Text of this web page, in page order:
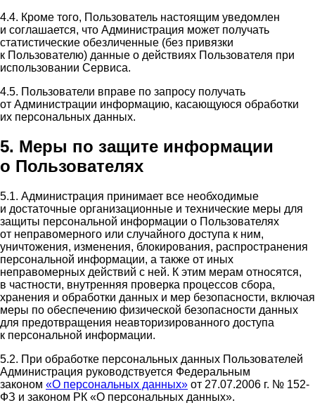
4.4. Кроме того, Пользователь настоящим уведомлен
и соглашается, что Администрация может получать
статистические обезличенные (без привязки
к Пользователю) данные о действиях Пользователя при
использовании Сервиса.
4.5. Пользователи вправе по запросу получать
от Администрации информацию, касающуюся обработки
их персональных данных.
5. Меры по защите информации
о Пользователях
5.1. Администрация принимает все необходимые
и достаточные организационные и технические меры для
защиты персональной информации о Пользователях
от неправомерного или случайного доступа к ним,
уничтожения, изменения, блокирования, распространения
персональной информации, а также от иных
неправомерных действий с ней. К этим мерам относятся,
в частности, внутренняя проверка процессов сбора,
хранения и обработки данных и мер безопасности, включая
меры по обеспечению физической безопасности данных
для предотвращения неавторизированного доступа
к персональной информации.
5.2. При обработке персональных данных Пользователей
Администрация руководствуется Федеральным
законом «О персональных данных» от 27.07.2006 г. № 152-
ФЗ и законом РК «О персональных данных».